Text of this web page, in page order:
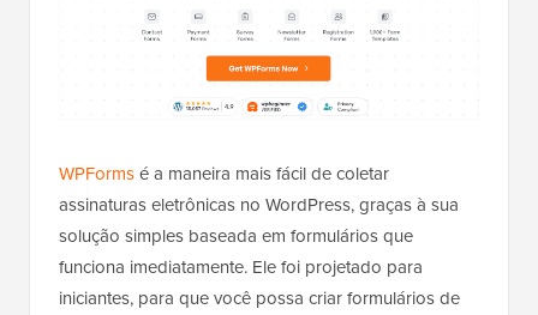
WPFormsé a maneira mais fácil de coletar
assinaturas eletrônicas no WordPress, graças à sua
solução simples baseada em formulários que
funciona imediatamente. Ele foi projetado para
iniciantes, para que você possa criar formulários de